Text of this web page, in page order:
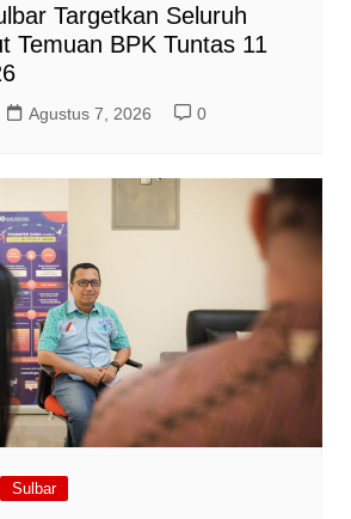
Targetkan Seluruh
Temuan BPK Tuntas 11
Agustus 7, 2026 0
Sulbar